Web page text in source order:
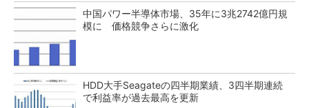
中国パワー半導体市場、35年に3兆2742億円規
模に 価格競争さらに激化
HDD大手Seagateの四半期業績、3四半期連続
で利益率が過去最高を更新